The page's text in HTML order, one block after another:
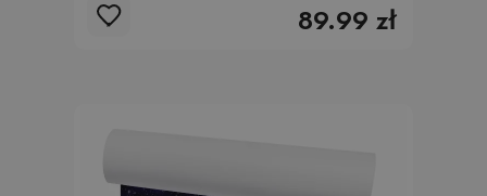
89.99 zł